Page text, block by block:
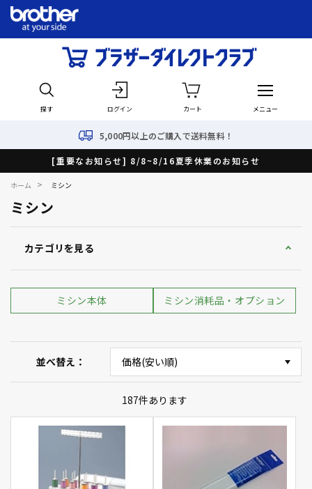
探す ログイン カート メニュー
5,000円以上のご購入で送料無料！
[重要なお知らせ] 8/8~8/16夏季休業のお知らせ
ホーム > ミシン
ミシン
カテゴリを見る
ミシン本体 ミシン消耗品・オプション
並べ替え
187件あります